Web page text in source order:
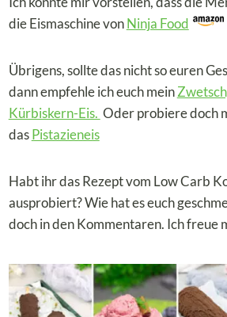
die Eismaschine vonNinja Food
Übrigens, sollte das nicht so euren
dann empfehle ich euch mein
Kürbiskern-Eis. Oder probiere doch
dasPistazieneis
Habt ihr das Rezept vom Low Carb
ausprobiert? Wie hat es euch
doch in den Kommentaren. Ich freue